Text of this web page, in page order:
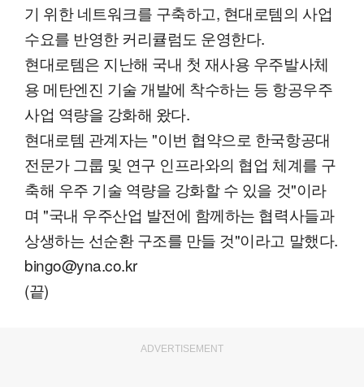
기 위한 네트워크를 구축하고, 현대로템의 사업
수요를 반영한 커리큘럼도 운영한다.
현대로템은 지난해 국내 첫 재사용 우주발사체
용 메탄엔진 기술 개발에 착수하는 등 항공우주
사업 역량을 강화해 왔다.
현대로템 관계자는 "이번 협약으로 한국항공대
전문가 그룹 및 연구 인프라와의 협업 체계를 구
축해 우주 기술 역량을 강화할 수 있을 것"이라
며 "국내 우주산업 발전에 함께하는 협력사들과
상생하는 선순환 구조를 만들 것"이라고 말했다.
bingo@yna.co.kr
(끝)
ADVERTISEMENT